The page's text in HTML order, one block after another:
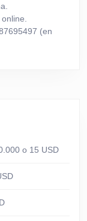
(en
o 15 USD